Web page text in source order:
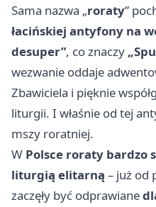
Sama nazwa „roraty”
łacińskiej antyfony na
desuper”, co znaczy
wezwanie oddaje
Zbawiciela i pięknie
liturgii. I właśnie od tej
mszy roratniej.
W Polsce roraty bardzo
liturgią elitarną – już od
zaczęły być odprawiane